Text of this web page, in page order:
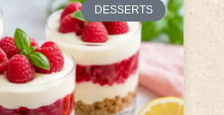
DESSERTS